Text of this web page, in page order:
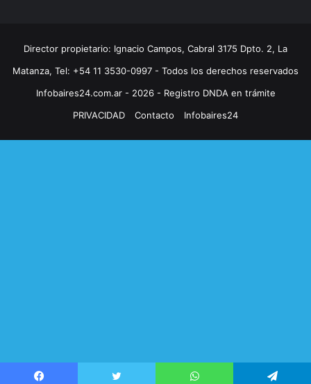
Director propietario: Ignacio Campos, Cabral 3175 Dpto. 2, La
Matanza, Tel: +54 11 3530-0997 - Todos los derechos reservados
Infobaires24.com.ar - 2026 - Registro DNDA en trámite
PRIVACIDAD
Contacto Infobaires24